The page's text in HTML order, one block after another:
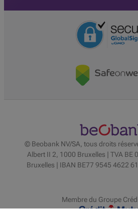
© Beobank NV/SA, tous droits
Albert II 2, 1000 Bruxelles | TVA BE
Bruxelles | IBAN BE77 9545 4622
Membre du Groupe